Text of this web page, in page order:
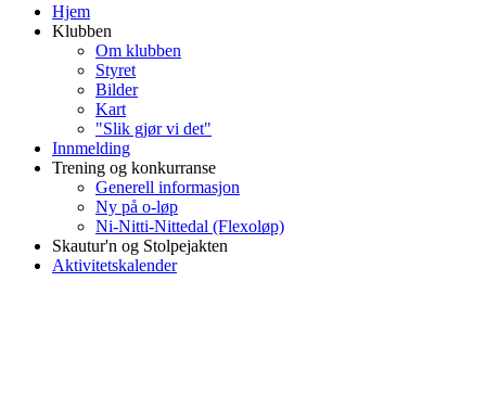
Hjem
Klubben
Om klubben
Styret
Bilder
Kart
"Slik gjør vi det"
Innmelding
Trening og konkurranse
Generell informasjon
Ny på o-løp
Ni-Nitti-Nittedal (Flexoløp)
Skautur'n og Stolpejakten
Aktivitetskalender